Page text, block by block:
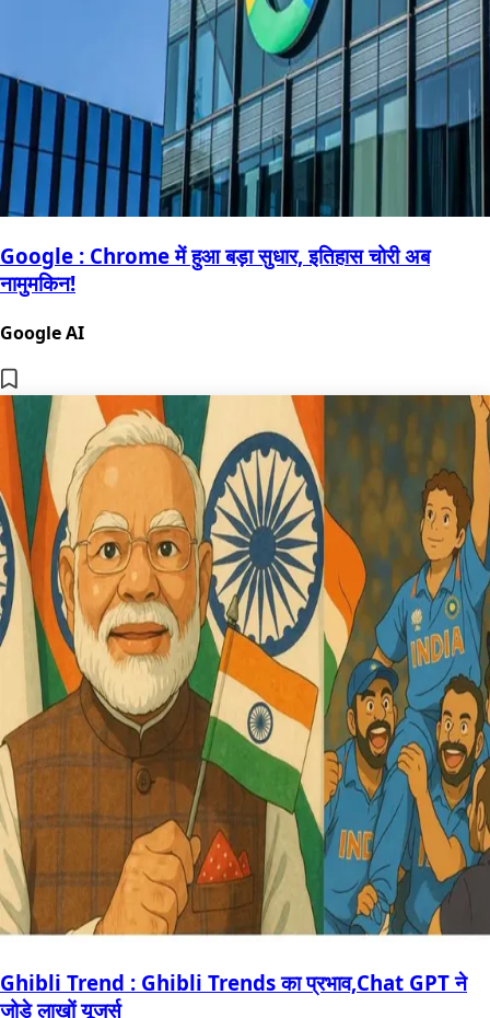
Google : Chrome में हुआ बड़ा सुधार, इतिहास चोरी अब
नामुमकिन!
Google AI
Ghibli Trend : Ghibli Trends का प्रभाव,Chat GPT ने
जोड़े लाखों यूजर्स